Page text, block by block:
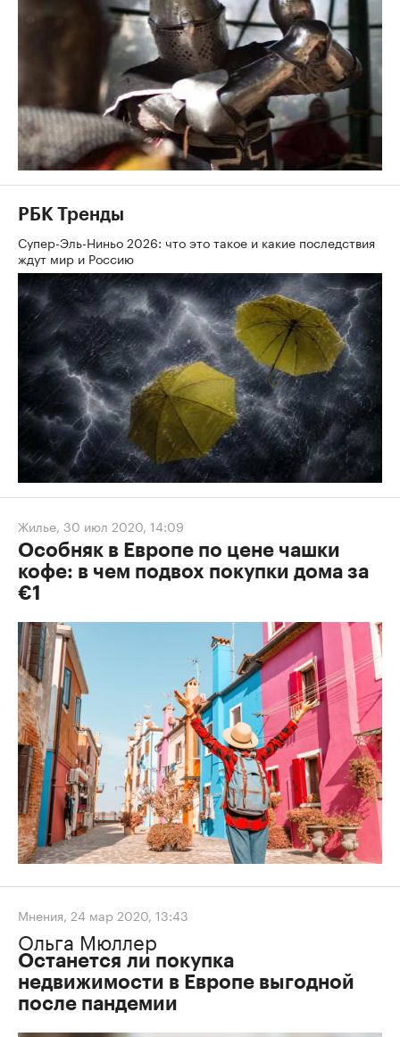
РБК Тренды
Супер-Эль-Ниньо 2026: что это такое и какие последствия
ждут мир и Россию
Жилье, 30 июл 2020, 14:09
Особняк в Европе по цене чашки
кофе: в чем подвох покупки дома за
€1
Мнения, 24 мар 2020, 13:43
Ольга Мюллер
Останется ли покупка
недвижимости в Европе выгодной
после пандемии